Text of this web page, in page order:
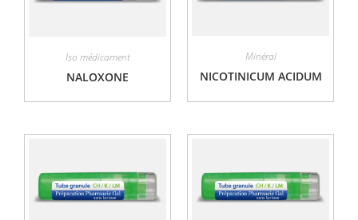
Iso médicament
NALOXONE
Minéral
NICOTINICUM ACIDUM